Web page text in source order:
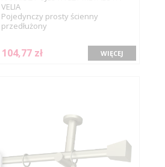
VELIA
Pojedynczy prosty ścienny
przedłużony
104,77 zł WIĘCEJ